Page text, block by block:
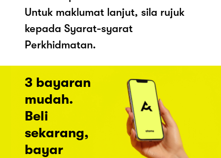
Untuk maklumat lanjut, sila rujuk
kepada Syarat-syarat
Perkhidmatan.
3 bayaran
mudah.
Beli
sekarang,
bayar